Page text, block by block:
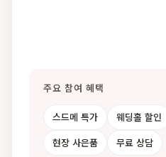
주요 참여 혜택
스드메 특가 웨딩홀 할인
현장 사은품
무료 상담